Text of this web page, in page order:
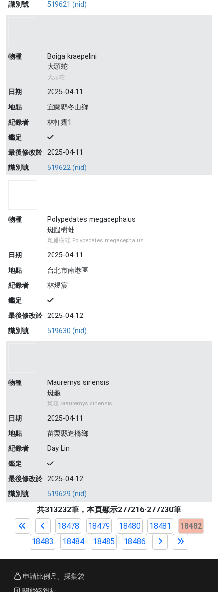
識別號
519621 (nid)
物種
Boiga kraepelini
大頭蛇
大頭蛇
日期
2025-04-11
地點
宜蘭縣冬山鄉
紀錄者
林軒霆1
鑑定
最後修改於 2025-04-11
識別號
519622 (nid)
物種
Polypedates megacephalus
斑腿樹蛙
斑腿樹蛙 Polypedates megacephalus
日期
2025-04-11
地點
台北市南港區
紀錄者
林煜宸
鑑定
最後修改於 2025-04-12
識別號
519630 (nid)
物種
Mauremys sinensis
斑龜
斑龜 Mauremys sinensis
日期
2025-04-11
地點
苗栗縣造橋鄉
紀錄者
Day Lin
鑑定
最後修改於 2025-04-12
識別號
519629 (nid)
共313232筆，本頁顯示277216-277230筆
18478
18479 18480 18481
18482
18483
18484 18485 18486
申請比例尺、採集袋